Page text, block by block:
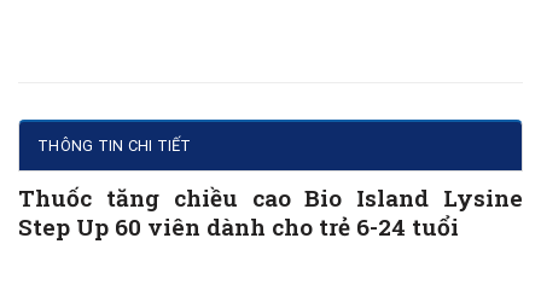
THÔNG TIN CHI TIẾT
Thuốc tăng chiều cao Bio Island Lysine
Step Up 60 viên dành cho trẻ 6-24 tuổi